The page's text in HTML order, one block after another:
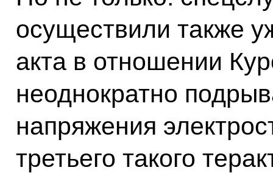
осуществили также
акта в отношении
неоднократно
напряжения
третьего такого